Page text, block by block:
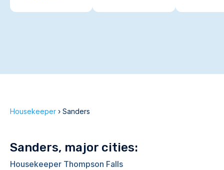
Housekeeper › Sanders
Sanders, major cities:
Housekeeper Thompson Falls